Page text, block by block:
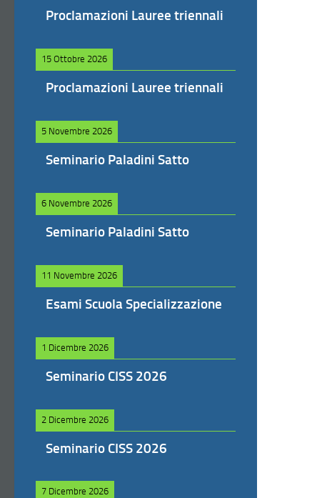
Proclamazioni Lauree triennali
15 Ottobre 2026
Proclamazioni Lauree triennali
5 Novembre 2026
Seminario Paladini Satto
6 Novembre 2026
Seminario Paladini Satto
11 Novembre 2026
Esami Scuola Specializzazione
1 Dicembre 2026
Seminario CISS 2026
2 Dicembre 2026
Seminario CISS 2026
7 Dicembre 2026